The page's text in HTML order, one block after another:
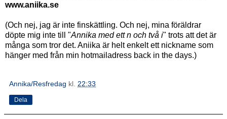
www.aniika.se
(Och nej, jag är inte finskättling. Och nej, mina föräldrar
döpte mig inte till "Annika med ett n och två i" trots att det är
många som tror det. Aniika är helt enkelt ett nickname som
hänger med från min hotmailadress back in the days.)
Annika/Resfredag kl. 22:33
Dela